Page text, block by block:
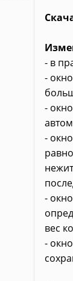
- в
-
-
-
-
вес
-